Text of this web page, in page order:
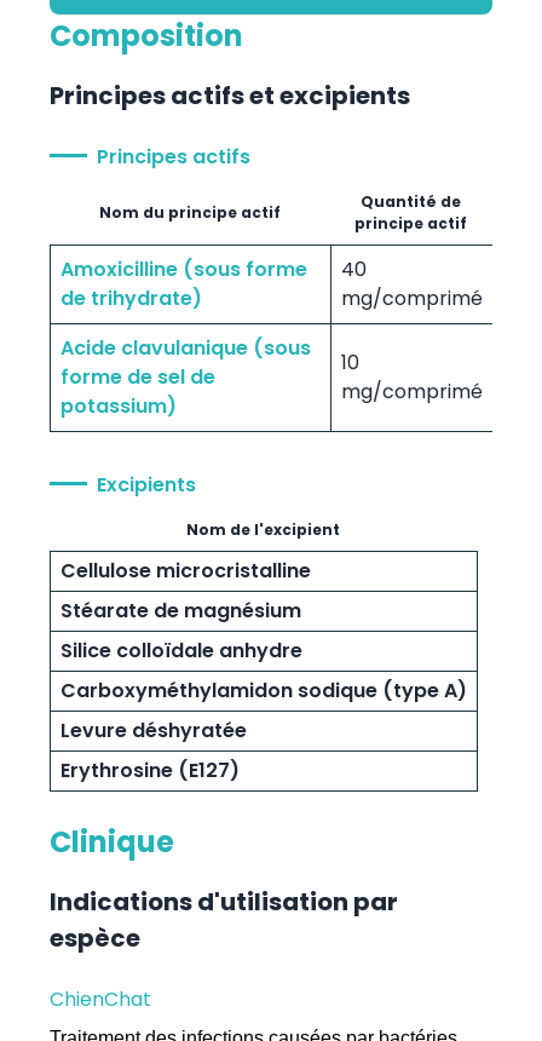
Composition
Principes actifs et excipients
Principes actifs
Nom du principe actif
Quantité de
principe actif
Amoxicilline (sous forme
de trihydrate)
40
mg/comprimé
Acide clavulanique (sous
forme de sel de
potassium)
10
mg/comprimé
Excipients
Nom de l'excipient
Cellulose microcristalline
Stéarate de magnésium
Silice colloïdale anhydre
Carboxyméthylamidon sodique (type A)
Levure déshyratée
Erythrosine (E127)
Clinique
Indications d'utilisation par
espèce
ChienChat